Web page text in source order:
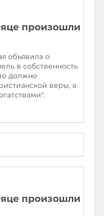
произошли
объявила о
в собственность
должно
веры, а
произошли